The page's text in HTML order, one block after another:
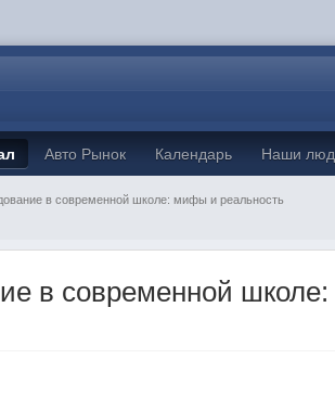
Авто Рынок Календарь Наши
в современной школе: мифы и реальность
в современной